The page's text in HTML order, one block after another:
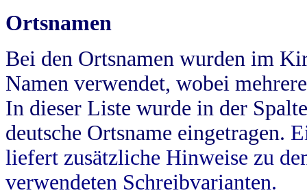
Ortsnamen
Bei den Ortsnamen wurden im
Namen verwendet, wobei
In dieser Liste wurde in der
deutsche Ortsname eingetragen.
liefert zusätzliche Hinweise zu
verwendeten Schreibvarianten.